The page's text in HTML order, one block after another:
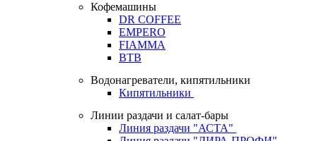
Кофемашины
DR COFFEE
EMPERO
FIAMMA
BTB
Водонагреватели, кипятильники
Кипятильники
Линии раздачи и салат-бары
Линия раздачи "АСТА"